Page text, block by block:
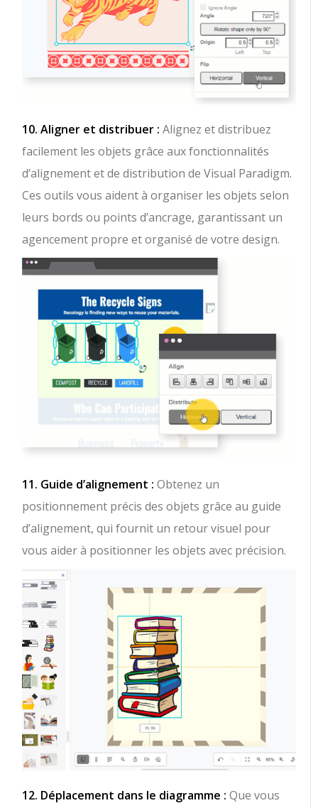
10. Aligner et distribuer : Alignez et distribuez
facilement les objets grâce aux fonctionnalités
d’alignement et de distribution de Visual Paradigm.
Ces outils vous aident à organiser les objets selon
leurs bords ou points d’ancrage, garantissant un
agencement propre et organisé de votre design.
11. Guide d’alignement : Obtenez un
positionnement précis des objets grâce au guide
d’alignement, qui fournit un retour visuel pour
vous aider à positionner les objets avec précision.
12. Déplacement dans le diagramme : Que vous